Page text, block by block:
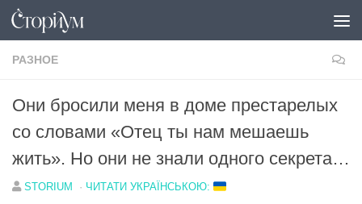
Под записью
РАЗНОЕ
Они бросили меня в доме престарелых
со словами «Отец ты нам мешаешь
жить». Но они не знали одного секрета…
STORIUM · ЧИТАТИ УКРАЇНСЬКОЮ: